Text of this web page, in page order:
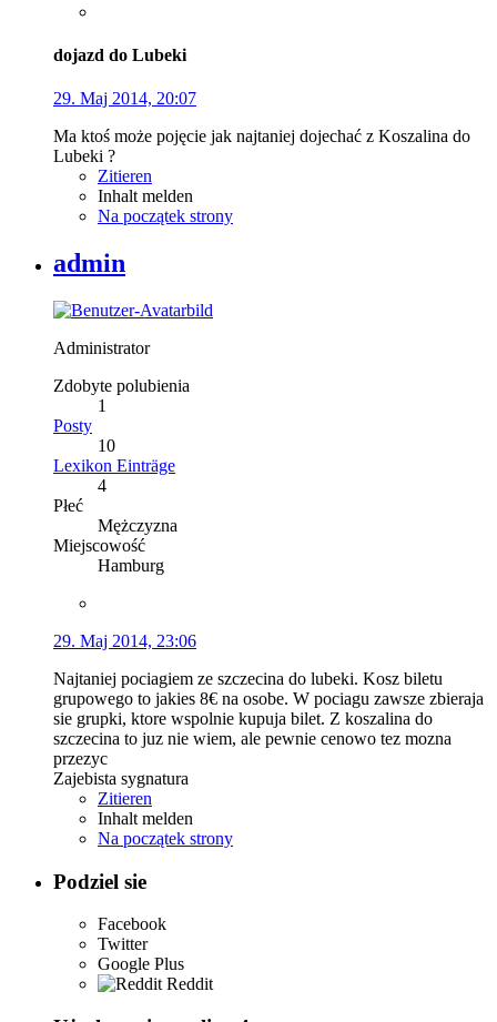
dojazd do Lubeki
29. Maj 2014, 20:07
Ma ktoś może pojęcie jak najtaniej dojechać z Koszalina do
Lubeki ?
Zitieren
Inhalt melden
Na początek strony
admin
Administrator
Zdobyte polubienia
1
Posty
10
Lexikon Einträge
4
Płeć
Mężczyzna
Miejscowość
Hamburg
29. Maj 2014, 23:06
Najtaniej pociagiem ze szczecina do lubeki. Kosz biletu
grupowego to jakies 8€ na osobe. W pociagu zawsze zbieraja
sie grupki, ktore wspolnie kupuja bilet. Z koszalina do
szczecina to juz nie wiem, ale pewnie cenowo tez mozna
przezyc
Zajebista sygnatura
Zitieren
Inhalt melden
Na początek strony
Podziel sie
Facebook
Twitter
Google Plus
Reddit